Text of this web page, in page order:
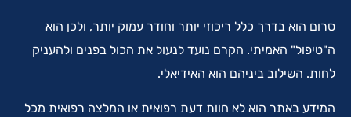
סרום הוא בדרך כלל ריכוזי יותר וחודר עמוק יותר, ולכן הוא
ה"טיפול" האמיתי. הקרם נועד לנעול את הכול בפנים ולהעניק
לחות. השילוב ביניהם הוא האידיאלי.
המידע באתר הוא לא חוות דעת רפואית או המלצה רפואית מכל